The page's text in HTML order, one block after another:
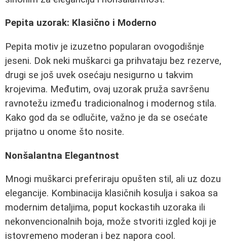
Pepita uzorak: Klasično i Moderno
Pepita motiv je izuzetno popularan ovogodišnje
jeseni. Dok neki muškarci ga prihvataju bez rezerve,
drugi se još uvek osećaju nesigurno u takvim
krojevima. Međutim, ovaj uzorak pruža savršenu
ravnotežu između tradicionalnog i modernog stila.
Kako god da se odlučite, važno je da se osećate
prijatno u onome što nosite.
Nonšalantna Elegantnost
Mnogi muškarci preferiraju opušten stil, ali uz dozu
elegancije. Kombinacija klasičnih kosulja i sakoa sa
modernim detaljima, poput kockastih uzoraka ili
nekonvencionalnih boja, može stvoriti izgled koji je
istovremeno moderan i bez napora cool.